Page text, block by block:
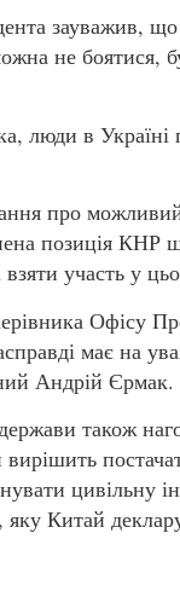
зауважив,
не боятися,
люди в Україні
про
позиція КНР
взяти участь у
Офісу
має на
Андрій Єрмак.
також
цивільну
Китай